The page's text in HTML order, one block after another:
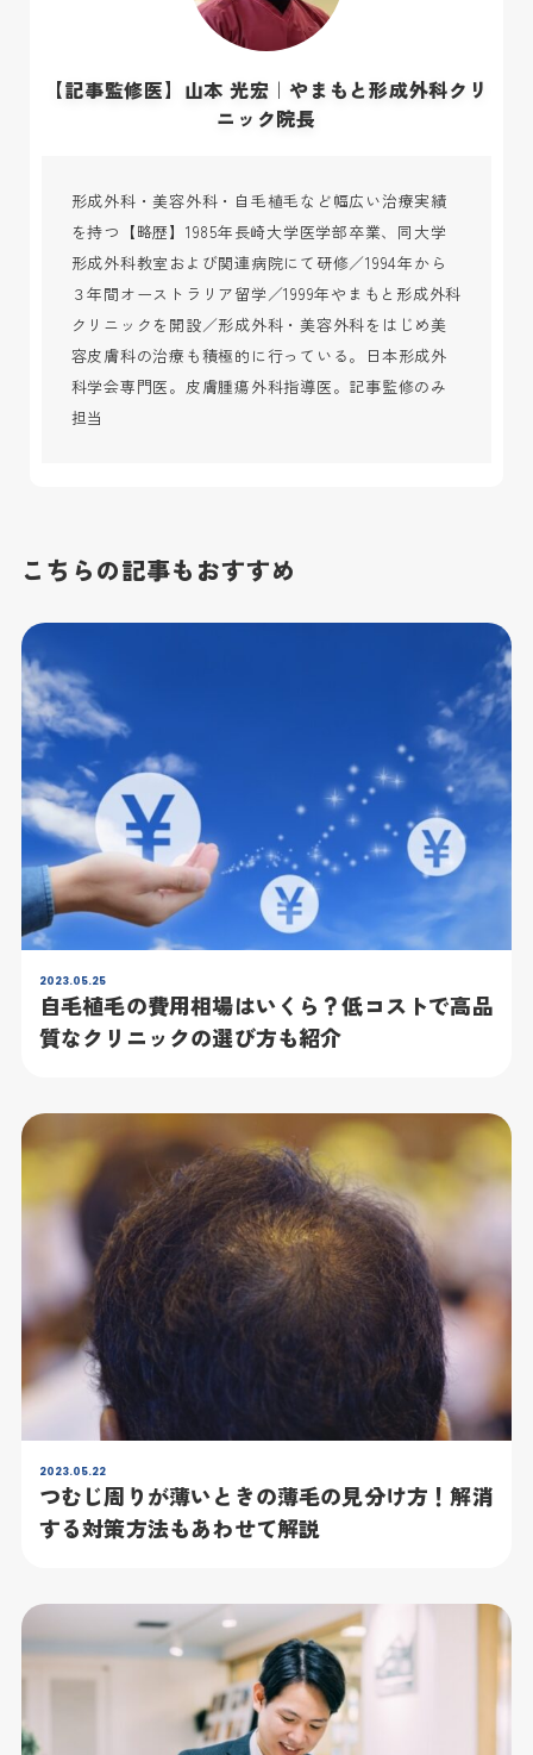
【記事監修医】山本 光宏｜やまもと形成外科クリ
ニック院長
形成外科・美容外科・自毛植毛など幅広い治療実績
を持つ【略歴】1985年長崎大学医学部卒業、同大学
形成外科教室および関連病院にて研修／1994年から
３年間オーストラリア留学／1999年やまもと形成外科
クリニックを開設／形成外科・美容外科をはじめ美
容皮膚科の治療も積極的に行っている。日本形成外
科学会専門医。皮膚腫瘍外科指導医。記事監修のみ
担当
こちらの記事もおすすめ
2023.05.25
自毛植毛の費用相場はいくら？低コストで高品
質なクリニックの選び方も紹介
2023.05.22
つむじ周りが薄いときの薄毛の見分け方！解消
する対策方法もあわせて解説